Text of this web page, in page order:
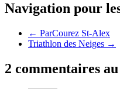
Navigation pour
← ParCourez St-Alex
Triathlon des Neiges →
2 commentaires